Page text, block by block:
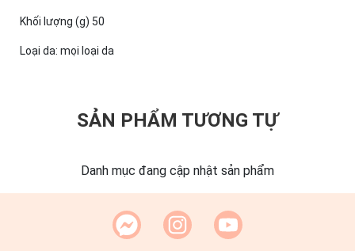
Khối lượng (g) 50
Loại da: mọi loại da
SẢN PHẨM TƯƠNG TỰ
Danh mục đang cập nhật sản phẩm